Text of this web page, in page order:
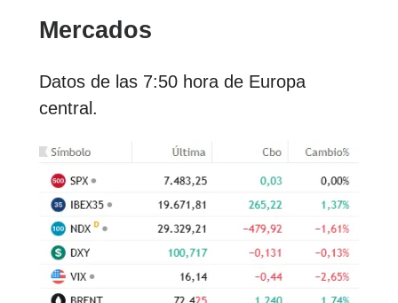
Mercados
Datos de las 7:50 hora de Europa
central.